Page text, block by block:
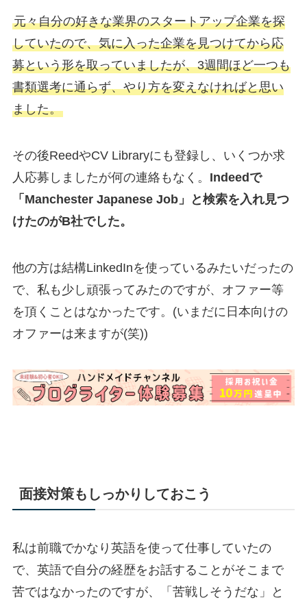
元々自分の好きな業界のスタートアップ企業を探
していたので、気に入った企業を見つけてから応
募という形を取っていましたが、3週間ほど一つも
書類選考に通らず、やり方を変えなければと思い
ました。
その後ReedやCV Libraryにも登録し、いくつか求
人応募しましたが何の連絡もなく。 Indeedで
「Manchester Japanese Job」と検索を入れ見つ
けたのがB社でした。
他の方は結構LinkedInを使っているみたいだったの
で、私も少し頑張ってみたのですが、オファー等
を頂くことはなかったです。(いまだに日本向けの
オファーは来ますが(笑))
面接対策もしっかりしておこう
私は前職でかなり英語を使って仕事していたの
で、英語で自分の経歴をお話することがそこまで
苦ではなかったのですが、「苦戦しそうだな」と